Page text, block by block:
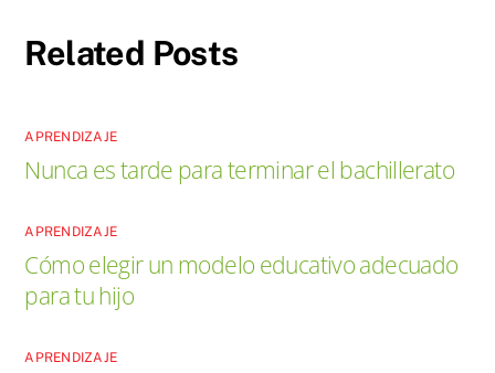
Related Posts
APRENDIZAJE
Nunca es tarde para terminar el bachillerato
APRENDIZAJE
Cómo elegir un modelo educativo adecuado
para tu hijo
APRENDIZAJE